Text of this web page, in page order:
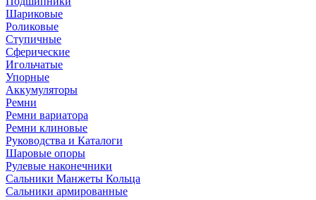
Шариковые
Роликовые
Ступичные
Сферические
Игольчатые
Упорные
Аккумуляторы
Ремни
Ремни вариатора
Ремни клиновые
Руководства и Каталоги
Шаровые опоры
Рулевые наконечники
Сальники Манжеты Кольца
Сальники армированные